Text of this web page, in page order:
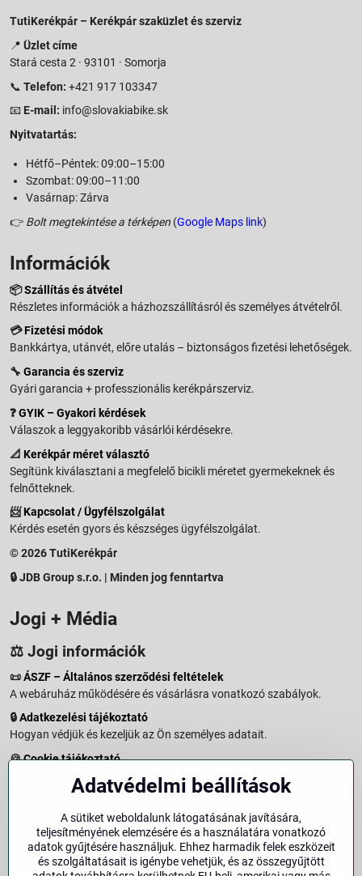
TutiKerékpár – Kerékpár szaküzlet és szerviz
📍 Üzlet címe
Stará cesta 2 · 93101 · Somorja
📞 Telefon: +421 917 103347
📧 E-mail: info@slovakiabike.sk
Nyitvatartás:
Hétfő–Péntek: 09:00–15:00
Szombat: 09:00–11:00
Vasárnap: Zárva
👉 Bolt megtekintése a térképen (Google Maps link)
Információk
📦Szállítás és átvétel
Részletes információk a házhozszállításról és személyes átvételről.
💳Fizetési módok
Bankkártya, utánvét, előre utalás – biztonságos fizetési lehetőségek.
🔧 Garancia és szerviz
Gyári garancia + professzionális kerékpárszerviz.
❓GYIK – Gyakori kérdések
Válaszok a leggyakoribb vásárlói kérdésekre.
📐 Kerékpár méret választó
Segítünk kiválasztani a megfelelő bicikli méretet gyermekeknek és
felnőtteknek.
📨Kapcsolat / Ügyfélszolgálat
Kérdés esetén gyors és készséges ügyfélszolgálat.
© 2026 TutiKerékpár
🔒 JDB Group s.r.o. | Minden jog fenntartva
Jogi + Média
⚖️ Jogi információk
📜ÁSZF – Általános szerződési feltételek
A webáruház működésére és vásárlásra vonatkozó szabályok.
🔒Adatkezelési tájékoztató
Hogyan védjük és kezeljük az Ön személyes adatait.
🍪Cookie tájékoztató
A weboldalon használt sütikről és adatkezelésről.
Vásárlástól való elállás menete és feltételei.
Elállás a szerződéstől
Impresszum
Adatvédelmi beállítások
A sütiket weboldalunk látogatásának javítására,
teljesítményének elemzésére és a használatára vonatkozó
adatok gyűjtésére használjuk. Ehhez harmadik felek eszközeit
és szolgáltatásait is igénybe vehetjük, és az összegyűjtött